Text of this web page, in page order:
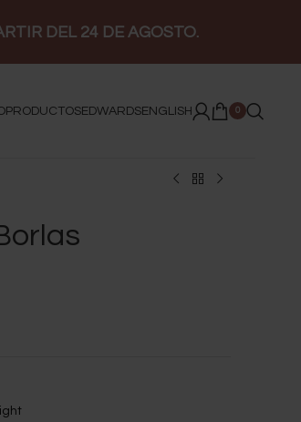
DEL 24 DE AGOSTO.
PRODUCTOSEDWARDSENGLISH 0